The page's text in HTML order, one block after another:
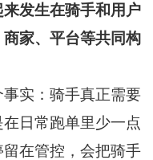
发生在骑手和用户
家、平台等共同构
：骑手真正需要
日常跑单里少一点
在管控，会把骑手